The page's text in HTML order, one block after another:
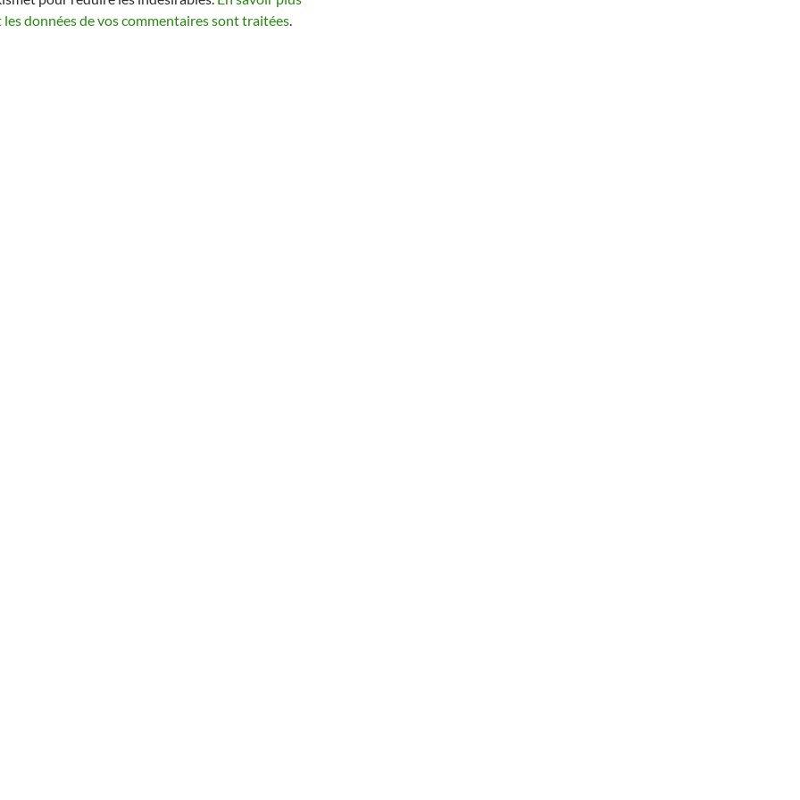
données de vos commentaires sont traitées.